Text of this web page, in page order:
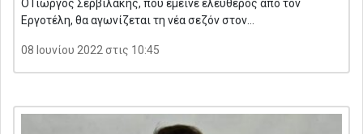
Ο Γιώργος Σερβιλάκης, που έμεινε ελεύθερος από τον
Εργοτέλη, θα αγωνίζεται τη νέα σεζόν στον…
08 Ιουνίου 2022 στις 10:45